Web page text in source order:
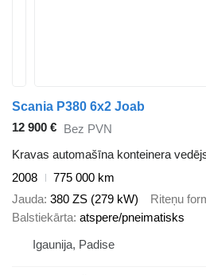
Scania P380 6x2 Joab
12 900 € Bez PVN
Kravas automašīna konteinera
2008
775 000 km
Jauda 380 ZS (279 kW) Riteņu
Balstiekārta atspere/pneimatisks
Igaunija, Padise